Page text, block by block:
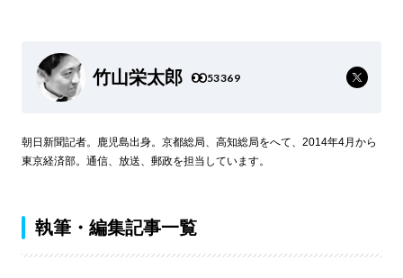
竹山栄太郎 53369
朝日新聞記者。鹿児島出身。京都総局、高知総局をへて、2014年4月から
東京経済部。通信、放送、郵政を担当しています。
執筆・編集記事一覧